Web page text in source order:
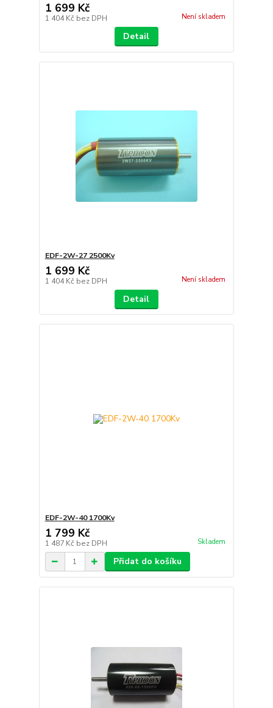
1 699 Kč
1 404 Kč bez DPH Není skladem
Detail
EDF-2W-27 2500Kv
1 699 Kč
1 404 Kč bez DPH Není skladem
Detail
EDF-2W-40 1700Kv
1 799 Kč
1 487 Kč bez DPH Skladem
Přidat do košíku